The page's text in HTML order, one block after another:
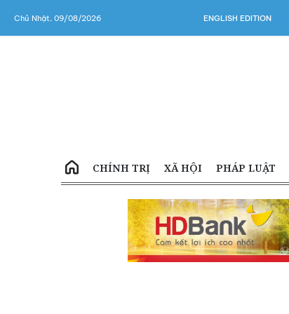
Chủ Nhật, 09/08/2026 ENGLISH EDITION
CHÍNH TRỊ XÃ HỘI PHÁP LUẬT